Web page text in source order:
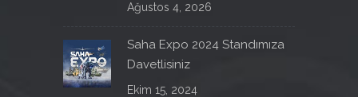
Ağustos 4, 2026
Saha Expo 2024 Standımıza
Davetlisiniz
Ekim 15, 2024